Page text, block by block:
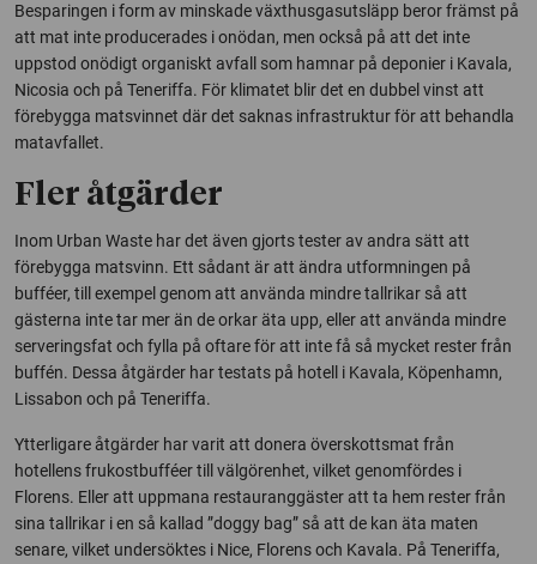
Besparingen i form av minskade växthusgasutsläpp beror främst på
att mat inte producerades i onödan, men också på att det inte
uppstod onödigt organiskt avfall som hamnar på deponier i Kavala,
Nicosia och på Teneriffa. För klimatet blir det en dubbel vinst att
förebygga matsvinnet där det saknas infrastruktur för att behandla
matavfallet.
Fler åtgärder
Inom Urban Waste har det även gjorts tester av andra sätt att
förebygga matsvinn. Ett sådant är att ändra utformningen på
bufféer, till exempel genom att använda mindre tallrikar så att
gästerna inte tar mer än de orkar äta upp, eller att använda mindre
serveringsfat och fylla på oftare för att inte få så mycket rester från
buffén. Dessa åtgärder har testats på hotell i Kavala, Köpenhamn,
Lissabon och på Teneriffa.
Ytterligare åtgärder har varit att donera överskottsmat från
hotellens frukostbufféer till välgörenhet, vilket genomfördes i
Florens. Eller att uppmana restauranggäster att ta hem rester från
sina tallrikar i en så kallad ”doggy bag” så att de kan äta maten
senare, vilket undersöktes i Nice, Florens och Kavala. På Teneriffa,